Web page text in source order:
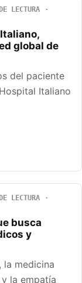
LECTURA
global de
del paciente
Italiano
LECTURA
busca
y
la medicina
la empatía